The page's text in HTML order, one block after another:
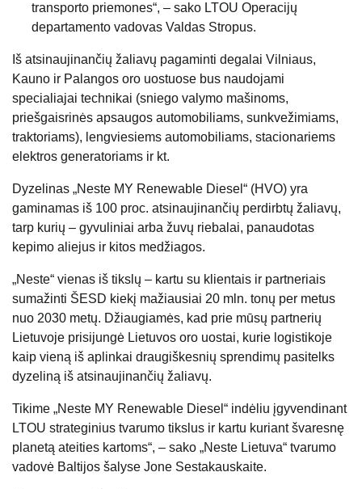
transporto priemones“, – sako LTOU Operacijų
departamento vadovas Valdas Stropus.
Iš atsinaujinančių žaliavų pagaminti degalai Vilniaus,
Kauno ir Palangos oro uostuose bus naudojami
specialiajai technikai (sniego valymo mašinoms,
priešgaisrinės apsaugos automobiliams, sunkvežimiams,
traktoriams), lengviesiems automobiliams, stacionariems
elektros generatoriams ir kt.
Dyzelinas „Neste MY Renewable Diesel“ (HVO) yra
gaminamas iš 100 proc. atsinaujinančių perdirbtų žaliavų,
tarp kurių – gyvuliniai arba žuvų riebalai, panaudotas
kepimo aliejus ir kitos medžiagos.
„Neste“ vienas iš tikslų – kartu su klientais ir partneriais
sumažinti ŠESD kiekį mažiausiai 20 mln. tonų per metus
nuo 2030 metų. Džiaugiamės, kad prie mūsų partnerių
Lietuvoje prisijungė Lietuvos oro uostai, kurie logistikoje
kaip vieną iš aplinkai draugiškesnių sprendimų pasitelks
dyzeliną iš atsinaujinančių žaliavų.
Tikime „Neste MY Renewable Diesel“ indėliu įgyvendinant
LTOU strateginius tvarumo tikslus ir kartu kuriant švaresnę
planetą ateities kartoms“, – sako „Neste Lietuva“ tvarumo
vadovė Baltijos šalyse Jone Sestakauskaite.